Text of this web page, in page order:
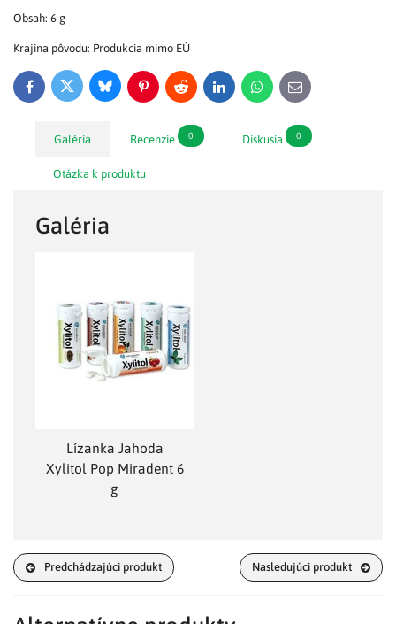
Obsah: 6 g
Krajina pôvodu: Produkcia mimo EÚ
FacebookTwitter BlueskyPinterestReddit LinkedInWhatsApp
E-
mail
Galéria Recenzie 0 Diskusia 0
Otázka k produktu
Galéria
Lízanka Jahoda
Xylitol Pop Miradent 6
g
Predchádzajúci produkt Nasledujúci produkt